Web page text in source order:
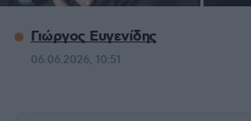
Γιώργος Ευγενίδης
06.06.2026, 10:51